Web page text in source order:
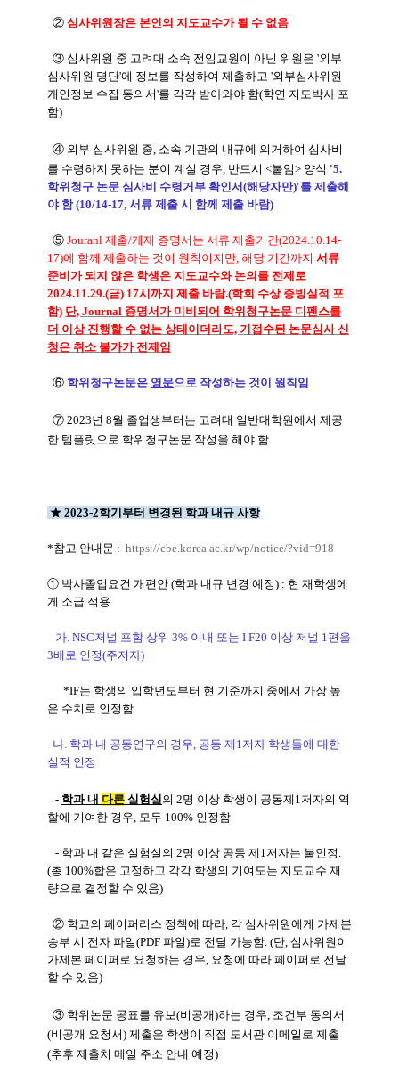
② 심사위원장은 본인의 지도교수가 될 수 없음
③ 심사위원 중 고려대 소속 전임교원이 아닌 위원은 '외부
심사위원 명단'에 정보를 작성하여 제출하고 '외부심사위원
개인정보 수집 동의서'를 각각 받아와야 함(학연 지도박사 포
함)
④ 외부 심사위원 중, 소속 기관의 내규에 의거하여 심사비
를 수령하지 못하는 분이 계실 경우, 반드시 <붙임> 양식 '5.
학위청구 논문 심사비 수령거부 확인서(해당자만)'를 제출해
야 함 (10/14-17, 서류 제출 시 함께 제출 바람)
⑤ Jouranl 제출/게재 증명서는 서류 제출기간(2024.10.14-
17)에 함께 제출하는 것이 원칙이지만, 해당 기간까지 서류
준비가 되지 않은 학생은 지도교수와 논의를 전제로
2024.11.29.(금) 17시까지 제출 바람.(학회 수상 증빙실적 포
함) 단, Journal 증명서가 미비되어 학위청구논문 디펜스를
더 이상 진행할 수 없는 상태이더라도, 기접수된 논문심사 신
청은 취소 불가가 전제임
⑥ 학위청구논문은 영문으로 작성하는 것이 원칙임
⑦ 2023년 8월 졸업생부터는 고려대 일반대학원에서 제공
한 템플릿으로 학위청구논문 작성을 해야 함
★ 2023-2학기부터 변경된 학과 내규 사항
*참고 안내문 : https://cbe.korea.ac.kr/wp/notice/?vid=918
① 박사졸업요건 개편안 (학과 내규 변경 예정) : 현 재학생에
게 소급 적용
가. NSC저널 포함 상위 3% 이내 또는 I F20 이상 저널 1편을
3배로 인정(주저자)
*IF는 학생의 입학년도부터 현 기준까지 중에서 가장 높
은 수치로 인정함
나. 학과 내 공동연구의 경우, 공동 제1저자 학생들에 대한
실적 인정
- 학과 내 다른 실험실의 2명 이상 학생이 공동제1저자의 역
할에 기여한 경우, 모두 100% 인정 함
- 학과 내 같은 실험실의 2명 이상 공동 제1저자는 불인정.
(총 100%합은 고정하고 각각 학생의 기여도는 지도교수 재
량으로 결정할 수 있음)
② 학교의 페이퍼리스 정책에 따라, 각 심사위원에게 가제본
송부 시 전자 파일(PDF 파일)로 전달 가능함. (단, 심사위원이
가제본 페이퍼로 요청하는 경우, 요청에 따라 페이퍼로 전달
할 수 있음)
③ 학위논문 공표를 유보(비공개)하는 경우, 조건부 동의서
(비공개 요청서) 제출은 학생이 직접 도서관 이메일로 제출
(추후 제출처 메일 주소 안내 예정)